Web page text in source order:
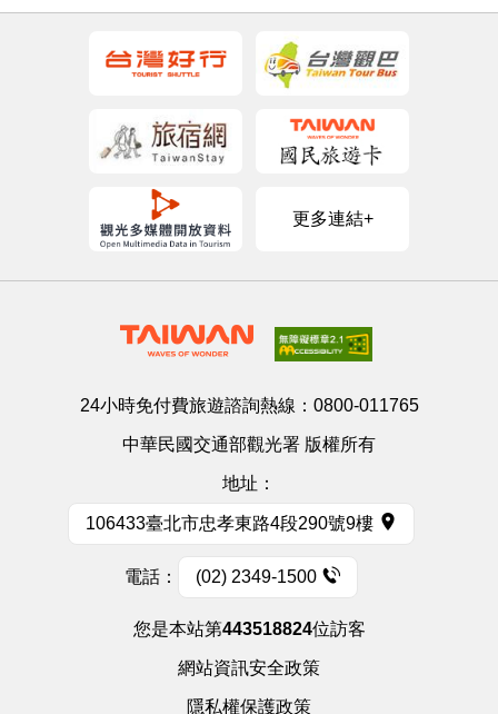
更多連結+
24小時免付費旅遊諮詢熱線： 0800-011765
中華民國交通部觀光署 版權所有
地址：
106433臺北市忠孝東路4段290號9樓
電話： (02) 2349-1500
您是本站第443518824位訪客
網站資訊安全政策
隱私權保護政策